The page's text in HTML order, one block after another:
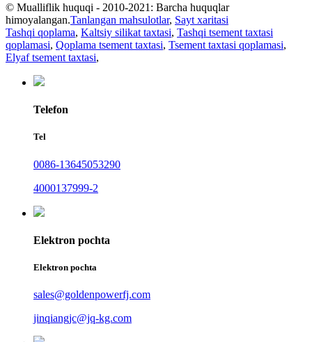
© Mualliflik huquqi - 2010-2021: Barcha huquqlar
himoyalangan.Tanlangan mahsulotlar, Sayt xaritasi
Tashqi qoplama, Kaltsiy silikat taxtasi, Tashqi tsement taxtasi
qoplamasi, Qoplama tsement taxtasi, Tsement taxtasi qoplamasi,
Elyaf tsement taxtasi,
Telefon
Tel
0086-13645053290
4000137999-2
Elektron pochta
Elektron pochta
sales@goldenpowerfj.com
jinqiangjc@jq-kg.com